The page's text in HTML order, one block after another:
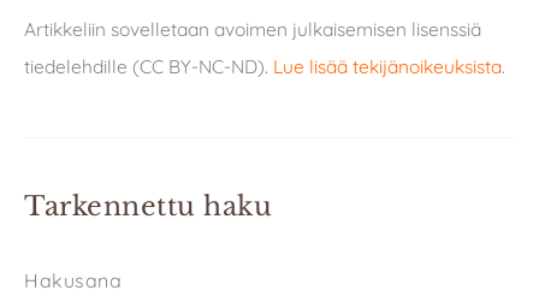
Artikkeliin sovelletaan avoimen julkaisemisen lisenssiä
tiedelehdille (CC BY-NC-ND). Lue lisää tekijänoikeuksista.
Tarkennettu haku
Hakusana